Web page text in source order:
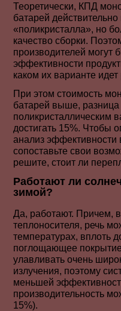
Теоретически, КПД
батарей
«поликристалла», но
качество сборки.
производителей могут
эффективности
каком их варианте идет
При этом стоимость
батарей выше, разница
поликристаллическим
достигать 15%. Чтобы
анализ эффективности
сопоставьте свои
решите, стоит ли
Работают ли
зимой?
Да, работают. Причем,
теплоносителя, речь
температурах, вплоть
поглощающее
улавливать очень
излучения, поэтому
меньшей
производительность
15%).